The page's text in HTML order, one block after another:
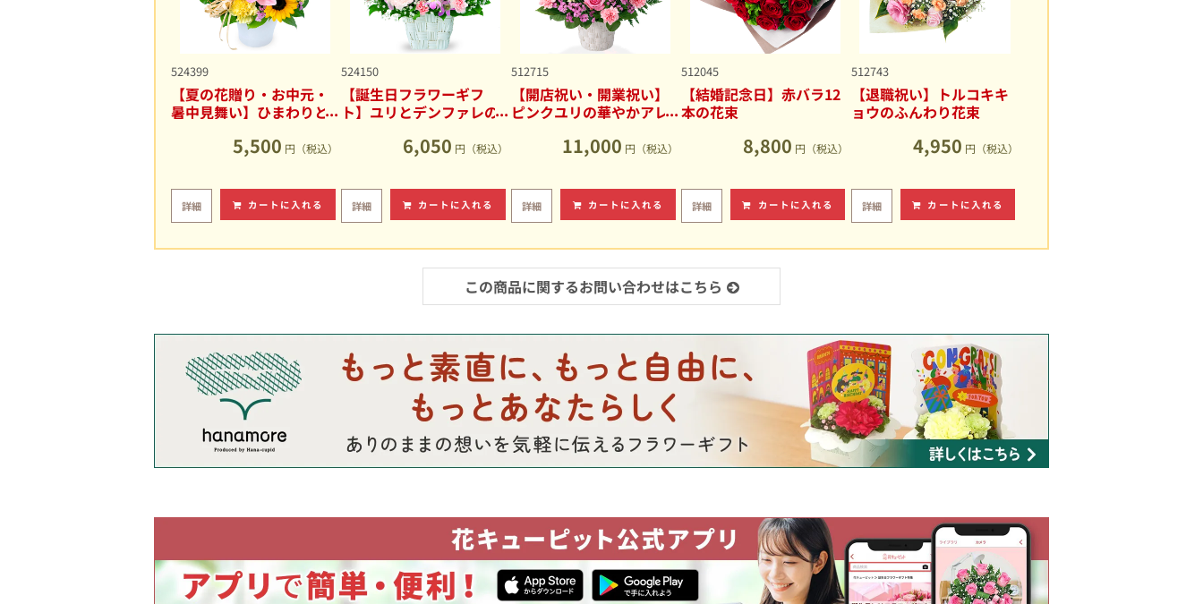
524399
【夏の花贈り・お中元・
暑中見舞い】ひまわりと
5,500 円（税込）
詳細 カートに入れる
524150
【誕生日フラワーギフ
ト】ユリとデンファレの
6,050 円（税込）
詳細 カートに入れる
512715
【開店祝い・開業祝い】
ピンクユリの華やかアレ
11,000 円（税込）
詳細 カートに入れる
512045
【結婚記念日】赤バラ12
本の花束
8,800 円（税込）
詳細 カートに入れる
512743
【退職祝い】トルコキキ
ョウのふんわり花束
4,950 円（税込）
詳細 カートに入れる
この商品に関するお問い合わせはこちら